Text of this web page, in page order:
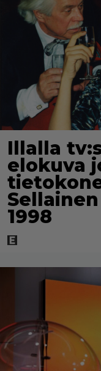
Illalla
elokuva
1998